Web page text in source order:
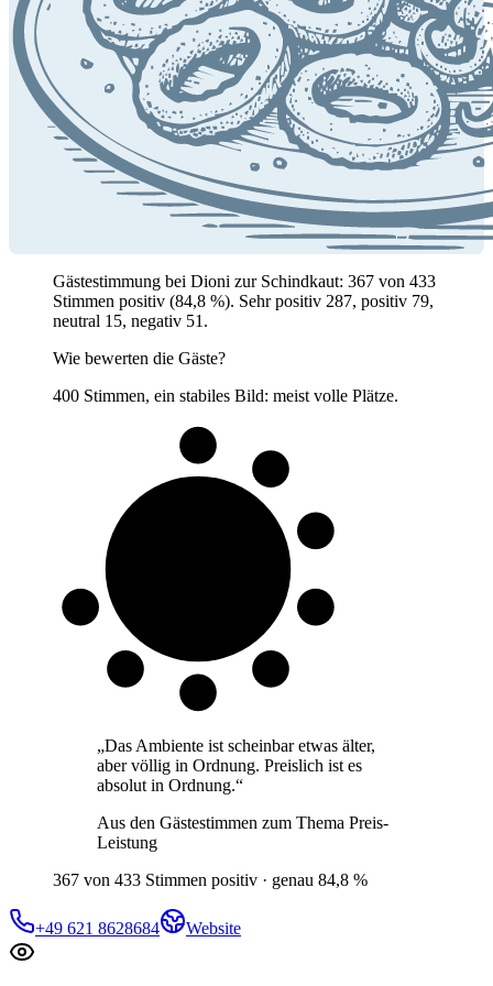
Gästestimmung bei Dioni zur Schindkaut: 367 von 433
Stimmen positiv (84,8 %). Sehr positiv 287, positiv 79,
neutral 15, negativ 51.
Wie bewerten die Gäste?
400 Stimmen, ein stabiles Bild: meist volle Plätze.
„Das Ambiente ist scheinbar etwas älter,
aber völlig in Ordnung. Preislich ist es
absolut in Ordnung.“
Aus den Gästestimmen zum Thema Preis-
Leistung
367 von 433 Stimmen positiv · genau 84,8 %
+49 621 8628684 Website